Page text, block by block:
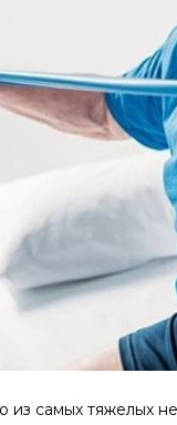
из самых тяжелых